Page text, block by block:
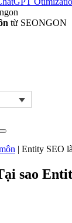
từ SEONGON
| Entity SEO
sao